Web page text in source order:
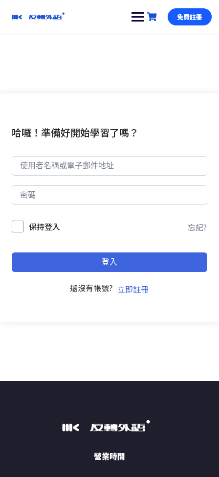
免費註冊
哈囉！準備好開始學習了嗎？
保持登入 忘記?
登入
還沒有帳號? 立即註冊
營業時間